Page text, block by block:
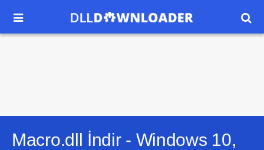
 
Macro.dll İndir - Windows 10,